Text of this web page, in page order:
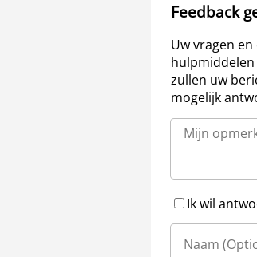
Feedback
Uw vragen
hulpmiddelen
zullen uw
mogelijk
Ik wil